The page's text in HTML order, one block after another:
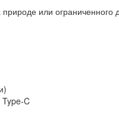
или ограниченного
C